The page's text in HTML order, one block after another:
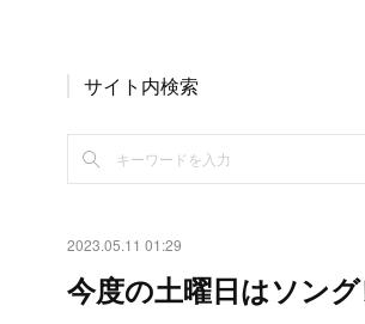
サイト内検索
2023.05.11 01:29
今度の土曜日はソング